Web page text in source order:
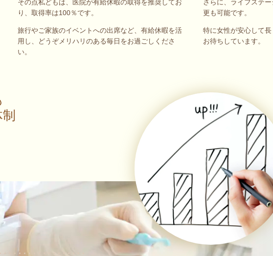
その点私どもは、医院が有給休暇の取得を推奨してお
り、取得率は100％です。
旅行やご家族のイベントへの出席など、有給休暇を活
用し、どうぞメリハリのある毎日をお過ごしくださ
い。
さらに、ライフステ
更も可能です。
特に女性が安心して
お待ちしています。